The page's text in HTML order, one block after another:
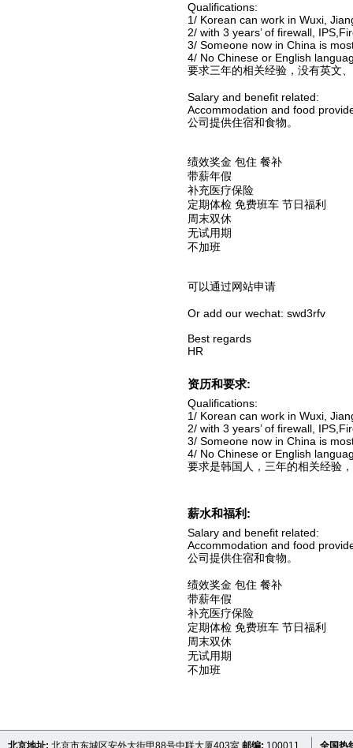
Qualifications:
1/ Korean can work in Wuxi,
2/ with 3 years’ of firewall,
3/ Someone now in China is
4/ No Chinese or English
要求三年的相关经验，没有英文
Salary and benefit related:
Accommodation and food
公司提供住宿和食物。
绩效奖金 包住 餐补
带薪年假
补充医疗保险
定期体检 免费班车 节日福利
周末双休
无试用期
不加班
可以通过网站申请
Or add our wechat: swd3rfv
Best regards
HR
资历和要求:
Qualifications:
1/ Korean can work in Wuxi,
2/ with 3 years’ of firewall,
3/ Someone now in China is
4/ No Chinese or English
要求是韩国人，三年的相关经验
薪水和福利:
Salary and benefit related:
Accommodation and food
公司提供住宿和食物。
绩效奖金 包住 餐补
带薪年假
补充医疗保险
定期体检 免费班车 节日福利
周末双休
无试用期
不加班
北京地址: 北京市东城区安外大街甲88号中联大厦403室 邮编: 100011 全国热